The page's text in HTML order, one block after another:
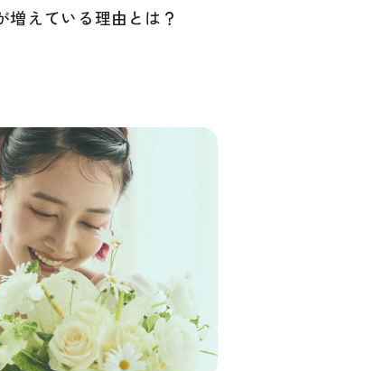
増えている理由とは？